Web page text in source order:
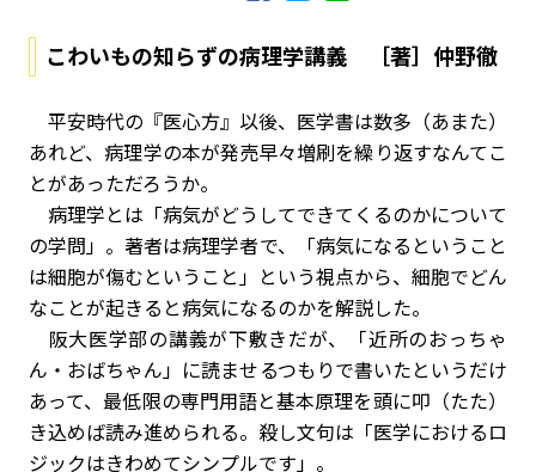
こわいもの知らずの病理学講義 ［著］仲野徹
平安時代の『医心方』以後、医学書は数多（あまた）
あれど、病理学の本が発売早々増刷を繰り返すなんてこ
とがあっただろうか。
病理学とは「病気がどうしてできてくるのかについて
の学問」。著者は病理学者で、「病気になるということ
は細胞が傷むということ」という視点から、細胞でどん
なことが起きると病気になるのかを解説した。
阪大医学部の講義が下敷きだが、「近所のおっちゃ
ん・おばちゃん」に読ませるつもりで書いたというだけ
あって、最低限の専門用語と基本原理を頭に叩（たた）
き込めば読み進められる。殺し文句は「医学におけるロ
ジックはきわめてシンプルです」。